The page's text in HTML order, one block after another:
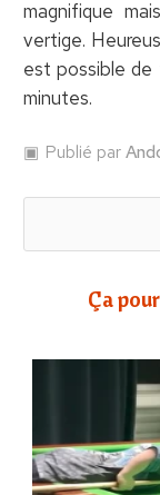
magnifique
vertige.
est possible
minutes.
Publié par
Ça